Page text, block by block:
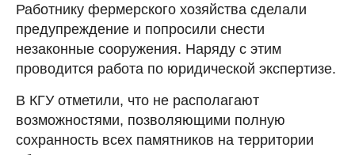
Работнику фермерского хозяйства сделали
предупреждение и попросили снести
незаконные сооружения. Наряду с этим
проводится работа по юридической экспертизе.
В КГУ отметили, что не располагают
возможностями, позволяющими полную
сохранность всех памятников на территории